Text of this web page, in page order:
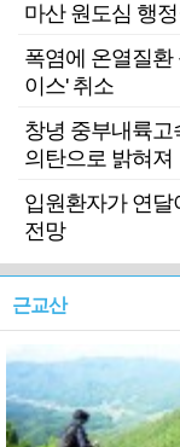
마산 원도심 행
폭염에 온열질환
이스' 취소
창녕 중부내륙
의탄으로 밝혀져
입원환자가 연달
전망
근교산